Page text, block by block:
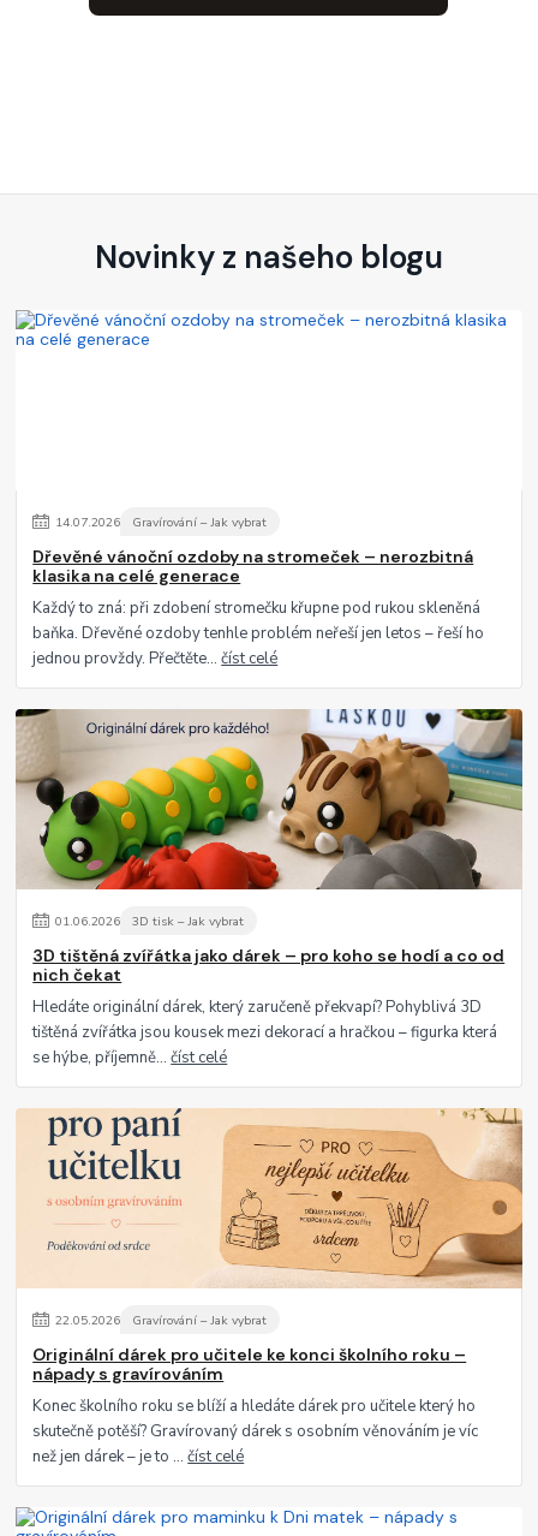
Novinky z našeho blogu
14.07.2026 Gravírování – Jak vybrat
Dřevěné vánoční ozdoby na stromeček – nerozbitná
klasika na celé generace
Každý to zná: při zdobení stromečku křupne pod rukou skleněná
baňka. Dřevěné ozdoby tenhle problém neřeší jen letos – řeší ho
jednou provždy. Přečtěte...číst celé
01.06.2026 3D tisk – Jak vybrat
3D tištěná zvířátka jako dárek – pro koho se hodí a co od
nich čekat
Hledáte originální dárek, který zaručeně překvapí? Pohyblivá 3D
tištěná zvířátka jsou kousek mezi dekorací a hračkou – figurka která
se hýbe, příjemně...číst celé
22.05.2026 Gravírování – Jak vybrat
Originální dárek pro učitele ke konci školního roku –
nápady s gravírováním
Konec školního roku se blíží a hledáte dárek pro učitele který ho
skutečně potěší? Gravírovaný dárek s osobním věnováním je víc
než jen dárek – je to ...číst celé